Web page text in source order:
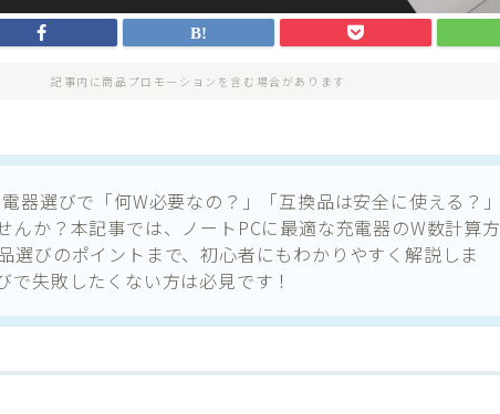
記事内に商品プロモーションを含む場合があります
器選びで「何W必要なの？」「互換品は安全に使える？」
んか？本記事では、ノートPCに最適な充電器のW数計算方
選びのポイントまで、初心者にもわかりやすく解説しま
で失敗したくない方は必見です！